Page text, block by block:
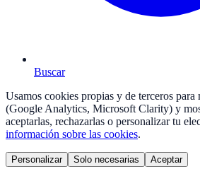
Buscar
Usamos cookies propias y de terceros para
(Google Analytics, Microsoft Clarity) y
aceptarlas, rechazarlas o personalizar tu
información sobre las cookies.
Personalizar Solo necesarias Aceptar